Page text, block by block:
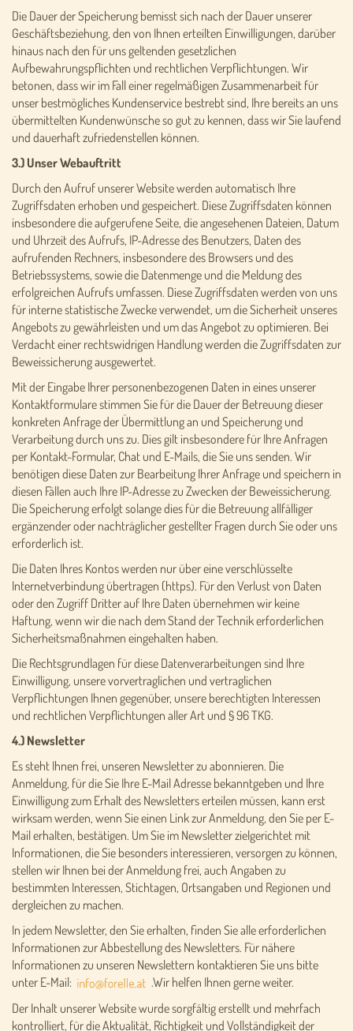
Die Dauer der Speicherung bemisst sich nach der Dauer unserer
Geschäftsbeziehung, den von Ihnen erteilten Einwilligungen, darüber
hinaus nach den für uns geltenden gesetzlichen
Aufbewahrungspflichten und rechtlichen Verpflichtungen. Wir
betonen, dass wir im Fall einer regelmäßigen Zusammenarbeit für
unser bestmögliches Kundenservice bestrebt sind, Ihre bereits an uns
übermittelten Kundenwünsche so gut zu kennen, dass wir Sie laufend
und dauerhaft zufriedenstellen können.
3.) Unser Webauftritt
Durch den Aufruf unserer Website werden automatisch Ihre
Zugriffsdaten erhoben und gespeichert. Diese Zugriffsdaten können
insbesondere die aufgerufene Seite, die angesehenen Dateien, Datum
und Uhrzeit des Aufrufs, IP-Adresse des Benutzers, Daten des
aufrufenden Rechners, insbesondere des Browsers und des
Betriebssystems, sowie die Datenmenge und die Meldung des
erfolgreichen Aufrufs umfassen. Diese Zugriffsdaten werden von uns
für interne statistische Zwecke verwendet, um die Sicherheit unseres
Angebots zu gewährleisten und um das Angebot zu optimieren. Bei
Verdacht einer rechtswidrigen Handlung werden die Zugriffsdaten zur
Beweissicherung ausgewertet.
Mit der Eingabe Ihrer personenbezogenen Daten in eines unserer
Kontaktformulare stimmen Sie für die Dauer der Betreuung dieser
konkreten Anfrage der Übermittlung an und Speicherung und
Verarbeitung durch uns zu. Dies gilt insbesondere für Ihre Anfragen
per Kontakt-Formular, Chat und E-Mails, die Sie uns senden. Wir
benötigen diese Daten zur Bearbeitung Ihrer Anfrage und speichern in
diesen Fällen auch Ihre IP-Adresse zu Zwecken der Beweissicherung.
Die Speicherung erfolgt solange dies für die Betreuung allfälliger
ergänzender oder nachträglicher gestellter Fragen durch Sie oder uns
erforderlich ist.
Die Daten Ihres Kontos werden nur über eine verschlüsselte
Internetverbindung übertragen (https). Für den Verlust von Daten
oder den Zugriff Dritter auf Ihre Daten übernehmen wir keine
Haftung, wenn wir die nach dem Stand der Technik erforderlichen
Sicherheitsmaßnahmen eingehalten haben.
Die Rechtsgrundlagen für diese Datenverarbeitungen sind Ihre
Einwilligung, unsere vorvertraglichen und vertraglichen
Verpflichtungen Ihnen gegenüber, unsere berechtigten Interessen
und rechtlichen Verpflichtungen aller Art und § 96 TKG.
4.) Newsletter
Es steht Ihnen frei, unseren Newsletter zu abonnieren. Die
Anmeldung, für die Sie Ihre E-Mail Adresse bekanntgeben und Ihre
Einwilligung zum Erhalt des Newsletters erteilen müssen, kann erst
wirksam werden, wenn Sie einen Link zur Anmeldung, den Sie per E-
Mail erhalten, bestätigen. Um Sie im Newsletter zielgerichtet mit
Informationen, die Sie besonders interessieren, versorgen zu können,
stellen wir Ihnen bei der Anmeldung frei, auch Angaben zu
bestimmten Interessen, Stichtagen, Ortsangaben und Regionen und
dergleichen zu machen.
In jedem Newsletter, den Sie erhalten, finden Sie alle erforderlichen
Informationen zur Abbestellung des Newsletters. Für nähere
Informationen zu unseren Newslettern kontaktieren Sie uns bitte
unter E-Mail:
.Wir helfen Ihnen gerne weiter.
Der Inhalt unserer Website wurde sorgfältig erstellt und mehrfach
kontrolliert, für die Aktualität, Richtigkeit und Vollständigkeit der